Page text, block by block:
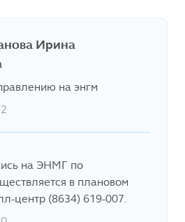
Ирина
на энгм
на ЭНМГ по
в плановом
центр (8634) 619-007.